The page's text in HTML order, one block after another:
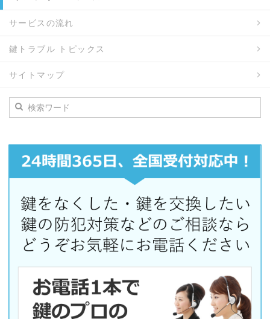
サービスの流れ
鍵トラブル トピックス
サイトマップ